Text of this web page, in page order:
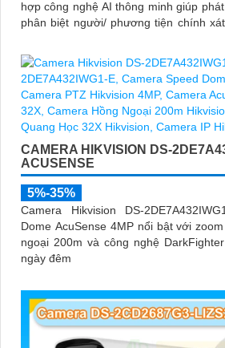
hợp công nghệ AI thông minh giúp
phân biệt người/ phương tiện chính
thanh
CAMERA HIKVISION DS-
ACUSENSE
5%-35%
Camera Hikvision DS-
Dome AcuSense 4MP nổi bật với
ngoại 200m và công nghệ
ngày đêm